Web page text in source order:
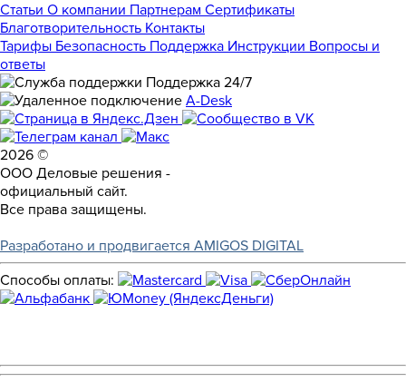
Статьи О компании Партнерам Сертификаты
Благотворительность Контакты
Тарифы Безопасность Поддержка Инструкции Вопросы и
ответы
Поддержка 24/7
A-Desk
2026 ©
ООО Деловые решения -
официальный сайт.
Все права защищены.
Разработано и продвигается AMIGOS DIGITAL
Способы оплаты: